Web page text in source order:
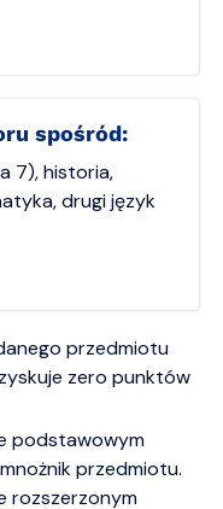
spośród:
7), historia,
drugi język
przedmiotu
zero punktów
podstawowym
przedmiotu.
rozszerzonym